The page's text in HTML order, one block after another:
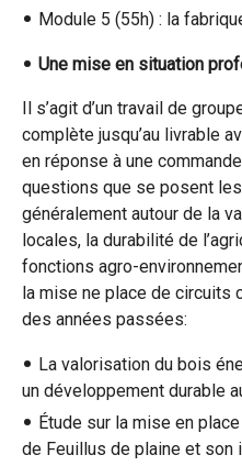
Module 5 (55h) : la
Une mise en situation
Il s’agit d’un travail de
complète jusqu’au livrable
en réponse à une
questions que se posent
généralement autour de la
locales, la durabilité de
fonctions agro-
la mise ne place de circuits
des années passées:
La valorisation du bois
un développement durable
Étude sur la mise en
de Feuillus de plaine et son